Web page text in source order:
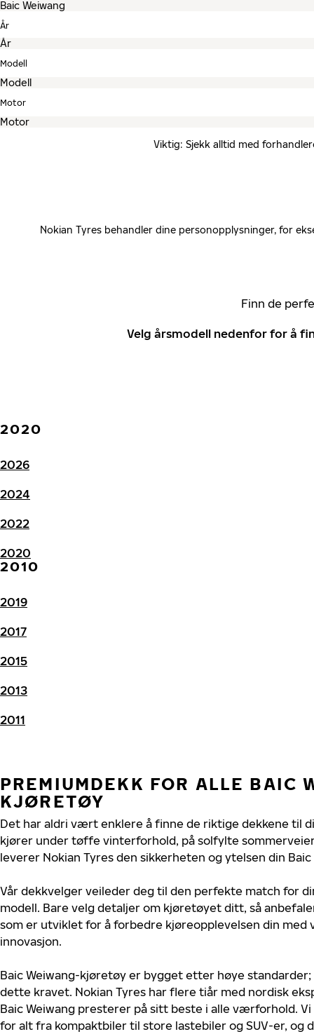
År
Modell
Motor
Viktig: Sjekk alltid med
Nokian Tyres behandler dine personopplysninger, for
Finn de
Velg årsmodell nedenfor for å
2020
2026
2024
2022
2020
2010
2019
2017
2015
2013
2011
PREMIUMDEKK FOR ALLE BAIC
KJØRETØY
Det har aldri vært enklere å finne de riktige dekkene til
kjører under tøffe vinterforhold, på solfylte
leverer Nokian Tyres den sikkerheten og ytelsen din
Vår dekkvelger veileder deg til den perfekte match for
modell. Bare velg detaljer om kjøretøyet ditt, så
som er utviklet for å forbedre kjøreopplevelsen din med
innovasjon.
Baic Weiwang-kjøretøy er bygget etter høye
dette kravet. Nokian Tyres har flere tiår med nordisk
Baic Weiwang presterer på sitt beste i alle værforhold.
for alt fra kompaktbiler til store lastebiler og SUV-er, og